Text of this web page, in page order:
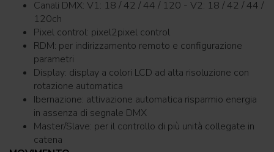
Canali DMX: V1: 18 / 42 / 44 / 120 - V2: 18 / 42 / 44 /
120ch
Pixel control: pixel2pixel control
RDM: per indirizzamento remoto e configurazione
parametri
Display: display a colori LCD ad alta risoluzione con
rotazione automatica
Ibernazione: attivazione automatica risparmio energia
in assenza di segnale DMX
Master/Slave: per il controllo di più unità collegate in
catena